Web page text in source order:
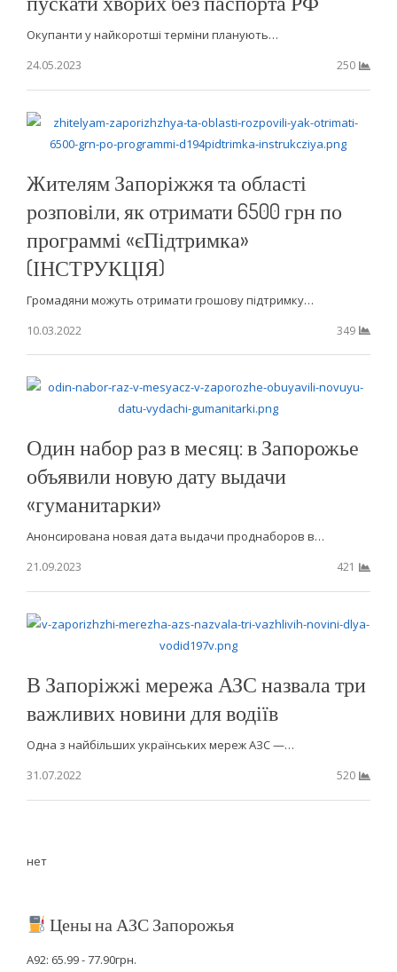
Окупанти у найкоротші терміни планують…
24.05.2023
250
Жителям Запоріжжя та області
розповіли, як отримати 6500 грн по
программі «єПідтримка»
(ІНСТРУКЦІЯ)
Громадяни можуть отримати грошову підтримку…
10.03.2022
349
Один набор раз в месяц: в Запорожье
объявили новую дату выдачи
«гуманитарки»
Анонсирована новая дата выдачи проднаборов в…
21.09.2023
421
В Запоріжжі мережа АЗС назвала три
важливих новини для водіїв
Одна з найбільших українських мереж АЗС —…
31.07.2022
520
нет
Цены на АЗС Запорожья
А92: 65.99 - 77.90грн.